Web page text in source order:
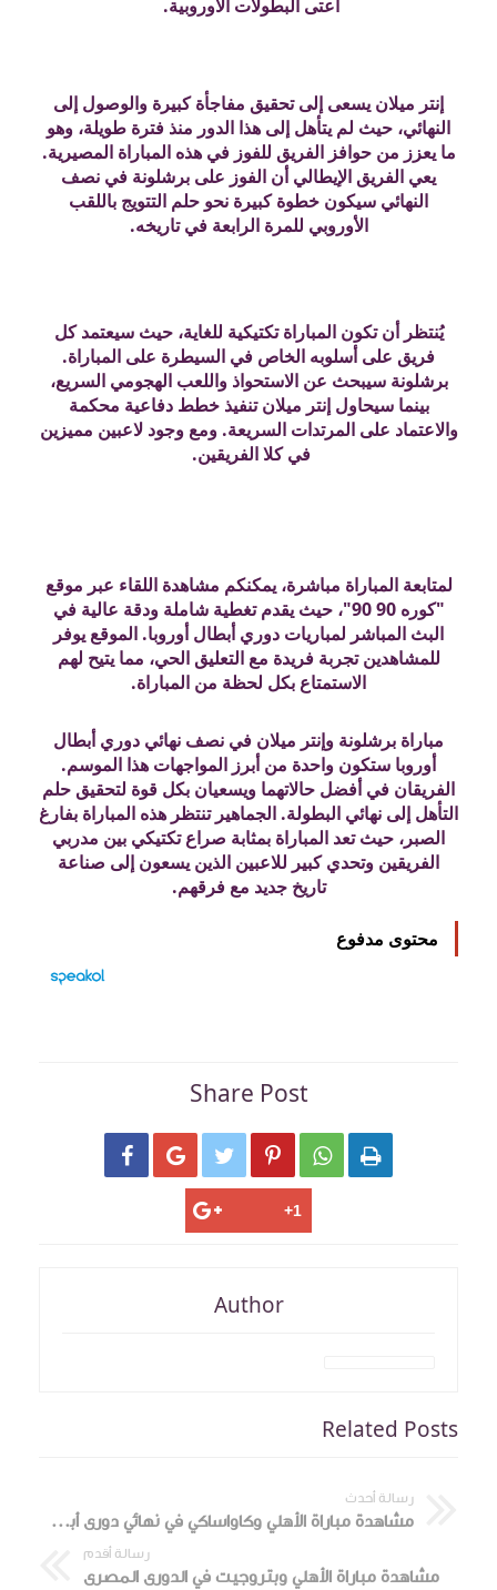
أعتى البطولات الأوروبية.
إنتر ميلان يسعى إلى تحقيق مفاجأة كبيرة والوصول إلى
النهائي، حيث لم يتأهل إلى هذا الدور منذ فترة طويلة، وهو
ما يعزز من حوافز الفريق للفوز في هذه المباراة المصيرية.
يعي الفريق الإيطالي أن الفوز على برشلونة في نصف
النهائي سيكون خطوة كبيرة نحو حلم التتويج باللقب
الأوروبي للمرة الرابعة في تاريخه.
يُنتظر أن تكون المباراة تكتيكية للغاية، حيث سيعتمد كل
فريق على أسلوبه الخاص في السيطرة على المباراة.
برشلونة سيبحث عن الاستحواذ واللعب الهجومي السريع،
بينما سيحاول إنتر ميلان تنفيذ خطط دفاعية محكمة
والاعتماد على المرتدات السريعة. ومع وجود لاعبين مميزين
في كلا الفريقين.
لمتابعة المباراة مباشرة، يمكنكم مشاهدة اللقاء عبر موقع
"كوره 90 90"، حيث يقدم تغطية شاملة ودقة عالية في
البث المباشر لمباريات دوري أبطال أوروبا. الموقع يوفر
للمشاهدين تجربة فريدة مع التعليق الحي، مما يتيح لهم
الاستمتاع بكل لحظة من المباراة.
مباراة برشلونة وإنتر ميلان في نصف نهائي دوري أبطال
أوروبا ستكون واحدة من أبرز المواجهات هذا الموسم.
الفريقان في أفضل حالاتهما ويسعيان بكل قوة لتحقيق حلم
التأهل إلى نهائي البطولة. الجماهير تنتظر هذه المباراة بفارغ
الصبر، حيث تعد المباراة بمثابة صراع تكتيكي بين مدربي
الفريقين وتحدي كبير للاعبين الذين يسعون إلى صناعة
تاريخ جديد مع فرقهم.
محتوى مدفوع
Share Post
     
Author
Related Posts
رسالة أحدث
مشاهدة مباراة الأهلي وكاواساكي في نهائي دورى أبطال آسيا للنخبة
رسالة أقدم
مشاهدة مباراة الأهلي وبتروجيت في الدورى المصرى